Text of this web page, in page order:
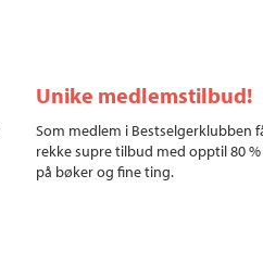
Unike medlemstilbud!
Som medlem i Bestselgerklubben
rekke supre tilbud med opptil 80
på bøker og fine ting.